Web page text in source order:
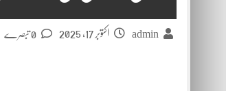
admin اکتوبر 17, 2025